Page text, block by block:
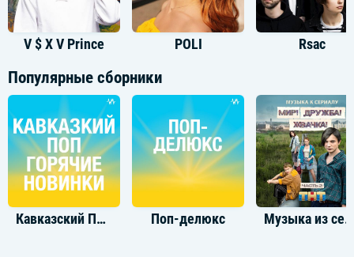
V $ X V Prince POLI Rsac
Популярные сборники
Кавказский Поп Горячие Новинки Поп-делюкс Музыка из сериала Мир! Дружба! Жвачка! Часть 2